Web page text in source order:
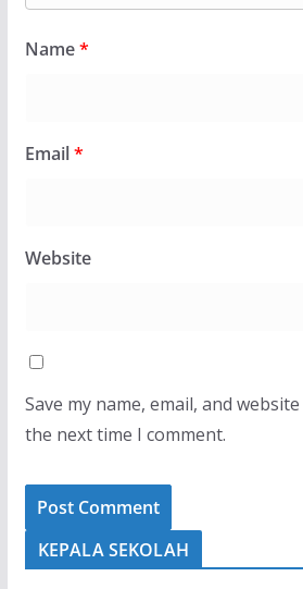
Name*
Email*
Website
Save my name, email, and
the next time I comment.
KEPALA SEKOLAH